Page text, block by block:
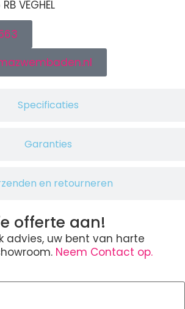
Specificaties
Garanties
en retourneren
VEGHEL
offerte aan!
advies, uw bent van harte
Neem Contact op.